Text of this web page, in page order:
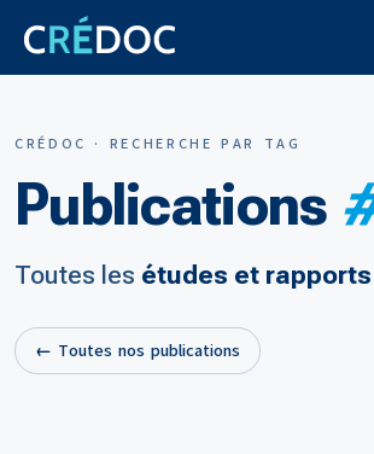
CRÉDOC · RECHERCHE PAR TAG
Publications
Toutes les études et rapports
← Toutes nos publications